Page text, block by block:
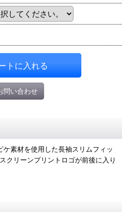
トに入れる
問い合わせ
素材を使用した長袖スリムフィッ
クリーンプリントロゴが前後に入り